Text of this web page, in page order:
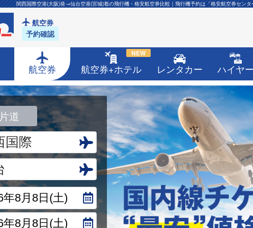
関西国際空港(大阪)発→仙台空港(宮城)着の飛行機・格安航空券比較｜飛行機予約は「格安航空券センタ
航空券
予約確認
航空券 航空券+ホテル
NEW
レンタカー ハイヤ
片道